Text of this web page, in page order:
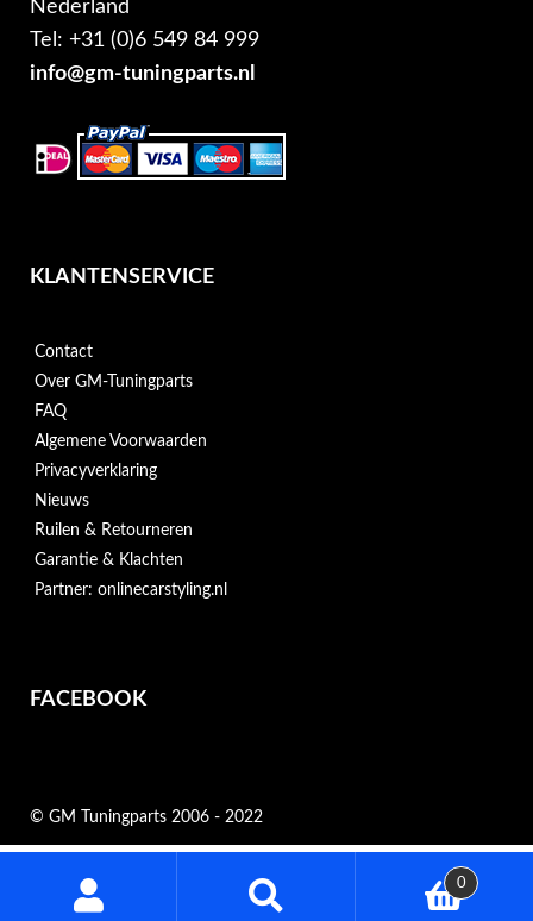
Nederland
Tel: +31 (0)6 549 84 999
info@gm-tuningparts.nl
KLANTENSERVICE
Contact
Over GM-Tuningparts
FAQ
Algemene Voorwaarden
Privacyverklaring
Nieuws
Ruilen & Retourneren
Garantie & Klachten
Partner: onlinecarstyling.nl
FACEBOOK
© GM Tuningparts 2006 - 2022
0